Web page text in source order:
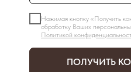
Нажимая кнопку «Получить
обработку Ваших
Политикой
ПОЛУЧИТЬ